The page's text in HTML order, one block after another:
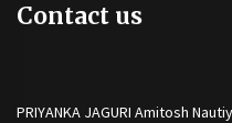
Contact us
PRIYANKA JAGURI Amitosh